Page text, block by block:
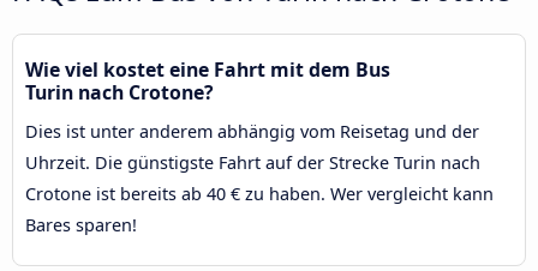
Wie viel kostet eine Fahrt mit dem Bus
Turin nach Crotone?
Dies ist unter anderem abhängig vom Reisetag und der
Uhrzeit. Die günstigste Fahrt auf der Strecke Turin nach
Crotone ist bereits ab 40 € zu haben. Wer vergleicht kann
Bares sparen!